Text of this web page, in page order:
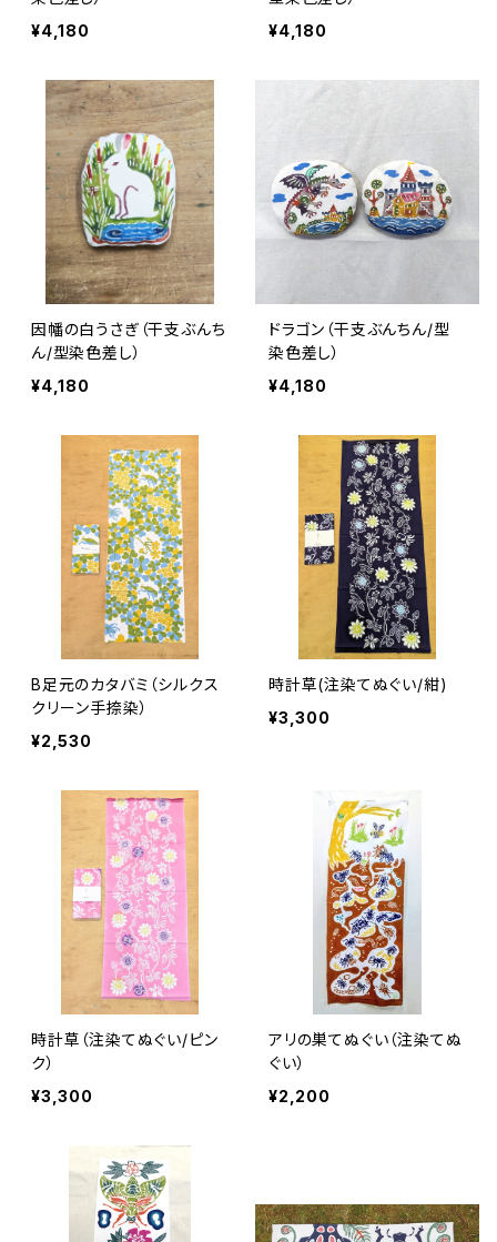
¥4,180
¥4,180
因幡の白うさぎ（干支ぶんち
ん/型染色差し）
¥4,180
ドラゴン（干支ぶんちん/型
染色差し）
¥4,180
B足元のカタバミ（シルクス
クリーン手捺染）
¥2,530
時計草(注染てぬぐい/紺)
¥3,300
時計草（注染てぬぐい/ピン
ク）
¥3,300
アリの巣てぬぐい（注染てぬ
ぐい）
¥2,200